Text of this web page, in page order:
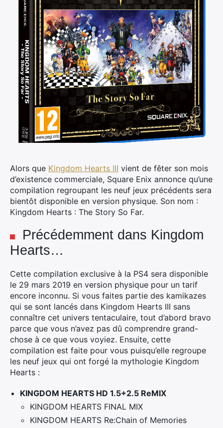
Alors que Kingdom Hearts III vient de fêter son mois
d’existence commerciale, Square Enix annonce qu’une
compilation regroupant les neuf jeux précédents sera
bientôt disponible en version physique. Son nom :
Kingdom Hearts : The Story So Far.
Précédemment dans Kingdom
Hearts…
Cette compilation exclusive à la PS4 sera disponible
le 29 mars 2019 en version physique pour un tarif
encore inconnu. Si vous faites partie des kamikazes
qui se sont lancés dans Kingdom Hearts III sans
connaître cet univers tentaculaire, tout d’abord bravo
parce que vous n’avez pas dû comprendre grand-
chose à ce que vous voyiez. Ensuite, cette
compilation est faite pour vous puisqu’elle regroupe
les neuf jeux qui ont forgé la mythologie Kingdom
Hearts :
KINGDOM HEARTS HD 1.5+2.5 ReMIX
KINGDOM HEARTS FINAL MIX
KINGDOM HEARTS Re:Chain of Memories